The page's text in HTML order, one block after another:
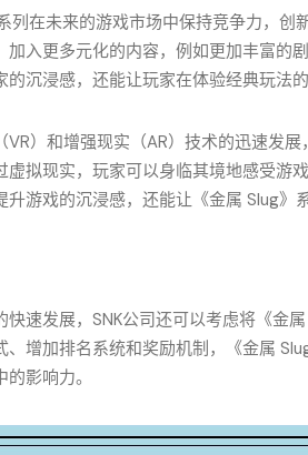
列在未来的游戏市场中保持竞争力，创
加入更多元化的内容，例如更加丰富的
沉浸感，还能让玩家在体验经典玩法
VR）和增强现实（AR）技术的迅速发
虚拟现实，玩家可以身临其境地感受游
游戏的沉浸感，还能让《金属 Slug》
快速发展，SNK公司还可以考虑将《金
、增加排名系统和奖励机制，《金属
影响力。